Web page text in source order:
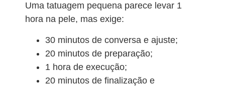
Uma tatuagem pequena parece levar 1
hora na pele, mas exige:
30 minutos de conversa e ajuste;
20 minutos de preparação;
1 hora de execução;
20 minutos de finalização e